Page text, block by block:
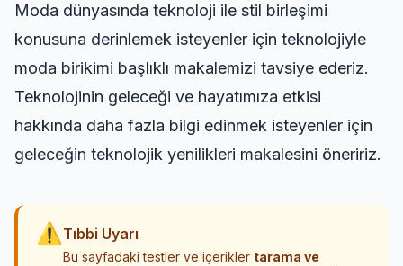
Moda dünyasında teknoloji ile stil birleşimi
konusuna derinlemek isteyenler için teknolojiyle
moda birikimi başlıklı makalemizi tavsiye ederiz.
Teknolojinin geleceği ve hayatımıza etkisi
hakkında daha fazla bilgi edinmek isteyenler için
geleceğin teknolojik yenilikleri makalesini öneririz.
⚠ Tıbbi Uyarı
Bu sayfadaki testler ve içerikler tarama ve